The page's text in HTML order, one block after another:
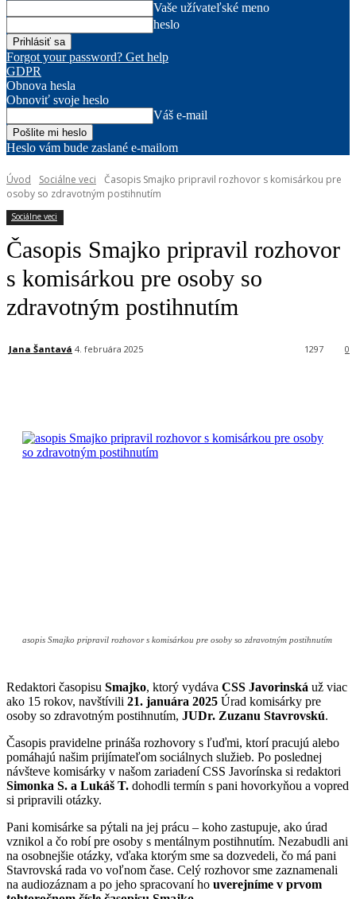
Vaše užívateľské meno
heslo
Forgot your password? Get help
GDPR
Obnova hesla
Obnoviť svoje heslo
Váš e-mail
Heslo vám bude zaslané e-mailom
Úvod Sociálne veci
Časopis Smajko pripravil rozhovor s komisárkou pre
osoby so zdravotným postihnutím
Sociálne veci
Časopis Smajko pripravil rozhovor
s komisárkou pre osoby so
zdravotným postihnutím
Jana Šantavá 4. februára 2025 0
1297
asopis Smajko pripravil rozhovor s komisárkou pre osoby so zdravotným postihnutím
Redaktori časopisu Smajko, ktorý vydáva CSS Javorinská už viac
ako 15 rokov, navštívili 21. januára 2025 Úrad komisárky pre
osoby so zdravotným postihnutím, JUDr. Zuzanu Stavrovskú.
Časopis pravidelne prináša rozhovory s ľuďmi, ktorí pracujú alebo
pomáhajú našim prijímateľom sociálnych služieb. Po poslednej
návšteve komisárky v našom zariadení CSS Javorínska si redaktori
Simonka S. a Lukáš T. dohodli termín s pani hovorkyňou a vopred
si pripravili otázky.
Pani komisárke sa pýtali na jej prácu – koho zastupuje, ako úrad
vznikol a čo robí pre osoby s mentálnym postihnutím. Nezabudli ani
na osobnejšie otázky, vďaka ktorým sme sa dozvedeli, čo má pani
Stavrovská rada vo voľnom čase. Celý rozhovor sme zaznamenali
na audiozáznam a po jeho spracovaní ho uverejníme v prvom